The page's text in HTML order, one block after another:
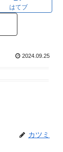
はてブ
2024.09.25
カツミ